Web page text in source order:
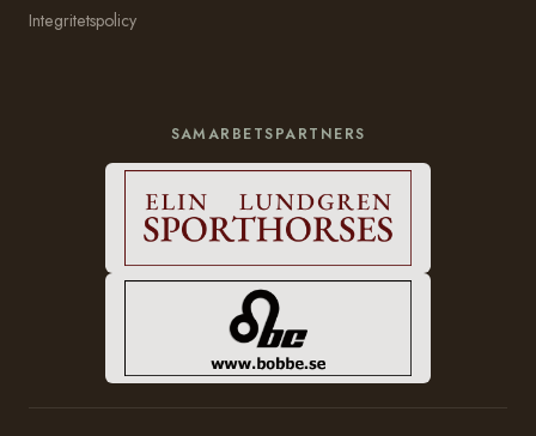
Integritetspolicy
SAMARBETSPARTNERS